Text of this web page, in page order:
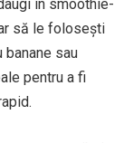
în smoothie-
să le folosești
sau
pentru a fi